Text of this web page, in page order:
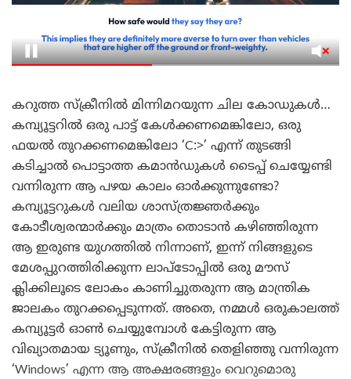
കറുത്ത സ്ക്രീനിൽ മിന്നിമറയുന്ന ചില കോഡുകൾ…
കമ്പ്യൂട്ടറിൽ ഒരു പാട്ട് കേൾക്കണമെങ്കിലോ, ഒരു
ഫയൽ തുറക്കണമെങ്കിലോ ‘C:>’ എന്ന് തുടങ്ങി
കടിച്ചാൽ പൊട്ടാത്ത കമാൻഡുകൾ ടൈപ്പ് ചെയ്യേണ്ടി
വന്നിരുന്ന ആ പഴയ കാലം ഓർക്കുന്നുണ്ടോ?
കമ്പ്യൂട്ടറുകൾ വലിയ ശാസ്ത്രജ്ഞർക്കും
കോടീശ്വരന്മാർക്കും മാത്രം തൊടാൻ കഴിഞ്ഞിരുന്ന
ആ ഇരുണ്ട യുഗത്തിൽ നിന്നാണ്, ഇന്ന് നിങ്ങളുടെ
മേശപ്പുറത്തിരിക്കുന്ന ലാപ്ടോപ്പിൽ ഒരു മൗസ്
ക്ലിക്കിലൂടെ ലോകം കാണിച്ചുതരുന്ന ആ മാന്ത്രിക
ജാലകം തുറക്കപ്പെടുന്നത്. അതെ, നമ്മൾ ഒരുകാലത്ത്
കമ്പ്യൂട്ടർ ഓൺ ചെയ്യുമ്പോൾ കേട്ടിരുന്ന ആ
വിഖ്യാതമായ ട്യൂണും, സ്ക്രീനിൽ തെളിഞ്ഞു വന്നിരുന്ന
‘Windows’ എന്ന ആ അക്ഷരങ്ങളും വെറുമൊരു